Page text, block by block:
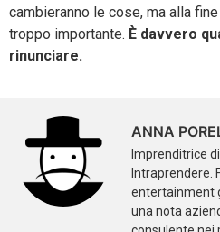
cambieranno le cose, ma alla
troppo importante. È davvero
rinunciare.
ANNA
Imprenditrice
Intraprendere.
entertainment
una nota